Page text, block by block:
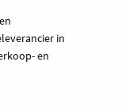
in
en